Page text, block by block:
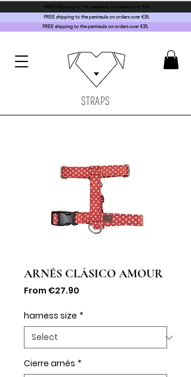
FREE shipping to the peninsula on orders over €35.
FREE shipping to the peninsula on orders over €35.
STRAPS
FREE shipping to the peninsula on orders over €35.
ARNÉS CLÁSICO AMOUR
From €27.90
harness size *
Cierre arnés *